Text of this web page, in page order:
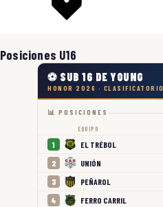
Posiciones U16
⚽ SUB 16 DE YOUNG
HONOR 2026 · CLASIFICATORIO
📊 POSICIONES
EQUIPO
1 EL TRÉBOL
2 UNIÓN
3 PEÑAROL
4 FERRO CARRIL